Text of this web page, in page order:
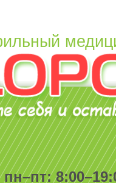
пн–пт: